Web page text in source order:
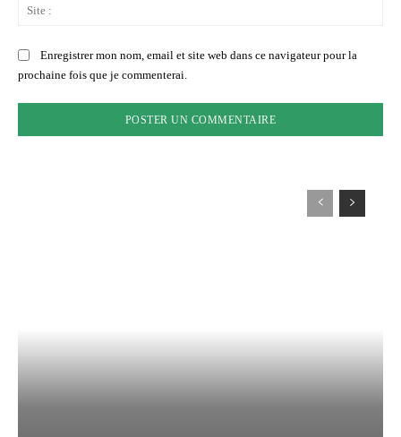
Enregistrer mon nom, email et site web dans ce navigateur pour la
prochaine fois que je commenterai.